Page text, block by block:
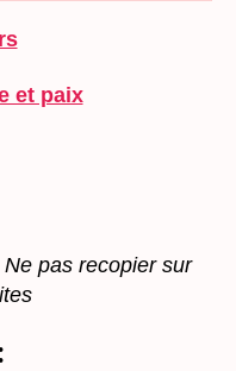
et paix
Ne pas recopier sur